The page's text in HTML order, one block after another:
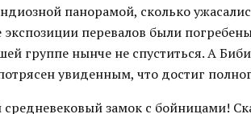
панорамой, сколько
перевалов были
группе нынче не спуститься. А
увиденным, что достиг
замок с бойницами!